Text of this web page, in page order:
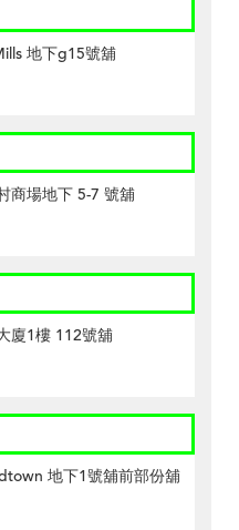
地下g15號舖
商場地下 5-7 號舖
廈1樓 112號舖
地下1號舖前部份舖